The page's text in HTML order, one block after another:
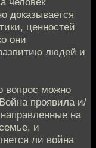
доказывается
ценностей
они
людей и
вопрос можно
проявила и/
на
и
ли война